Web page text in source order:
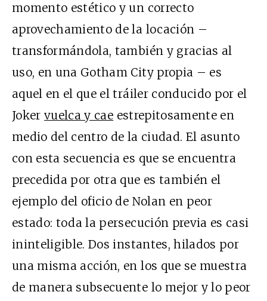
momento estético y un correcto
aprovechamiento de la locación –
transformándola, también y gracias al
uso, en una Gotham City propia – es
aquel en el que el tráiler conducido por el
Jokervuelca y cae estrepitosamente en
medio del centro de la ciudad. El asunto
con esta secuencia es que se encuentra
precedida por otra que es también el
ejemplo del oficio de Nolan en peor
estado: toda la persecución previa es casi
ininteligible. Dos instantes, hilados por
una misma acción, en los que se muestra
de manera subsecuente lo mejor y lo peor